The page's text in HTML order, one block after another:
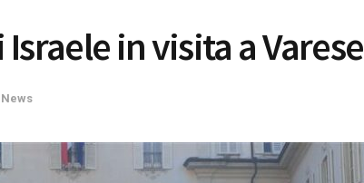
in visita a Varese
News